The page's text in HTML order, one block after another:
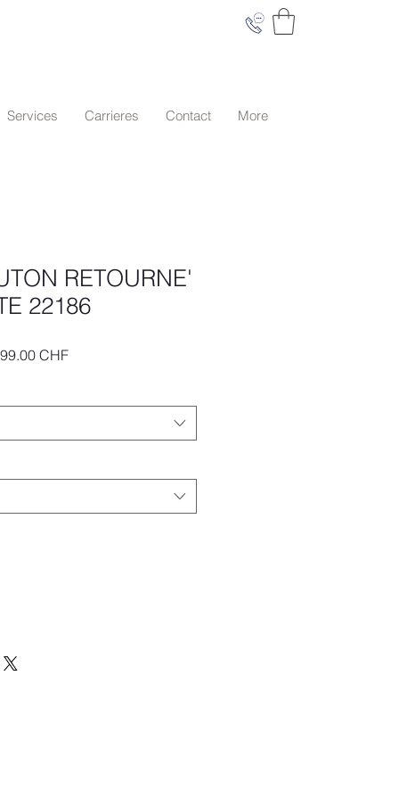
Services Carrieres Contact More
RETOURNE'
22186
CHFPrix